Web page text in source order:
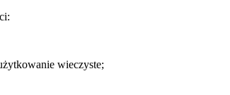
wieczyste;